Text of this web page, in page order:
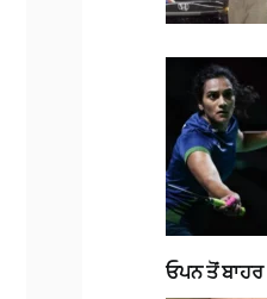
ਓਪਨ ਤੋਂ ਬਾਹਰ